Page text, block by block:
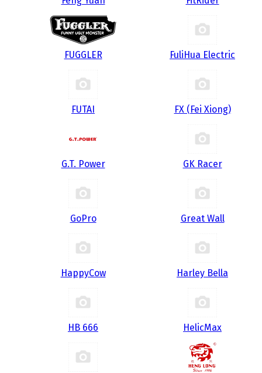
FUGGLER FuliHua Electric
FUTAI FX (Fei Xiong)
G.T. Power GK Racer
GoPro Great Wall
HappyCow Harley Bella
HB 666 HelicMax